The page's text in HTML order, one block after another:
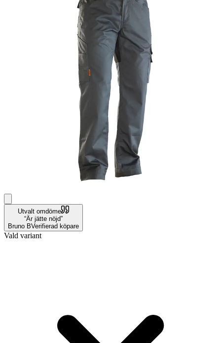
Utvalt omdöme
Är jätte nöjd
Bruno BVerifierad köpare
Vald variant